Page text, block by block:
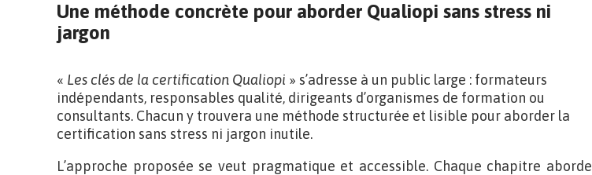
Une méthode concrète pour aborder Qualiopi sans stress ni
jargon
« Les clés de la certification Qualiopi » s’adresse à un public large : formateurs
indépendants, responsables qualité, dirigeants d’organismes de formation ou
consultants. Chacun y trouvera une méthode structurée et lisible pour aborder la
certification sans stress ni jargon inutile.
L’approche proposée se veut pragmatique et accessible. Chaque chapitre aborde